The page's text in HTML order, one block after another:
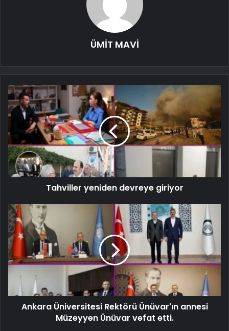
ÜMİT MAVİ
Tahviller yeniden devreye giriyor
Ankara Üniversitesi Rektörü Ünüvar'ın annesi
Müzeyyen Ünüvar vefat etti.